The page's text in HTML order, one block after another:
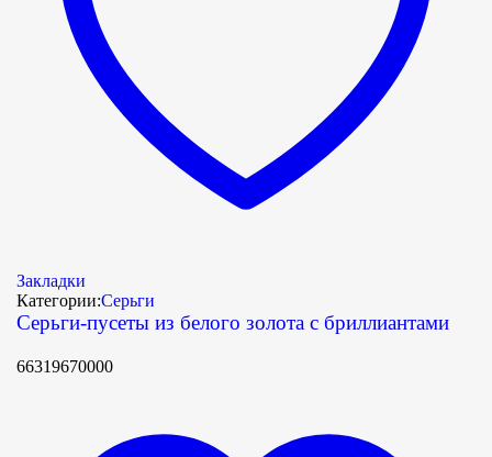
Закладки
Категории:Серьги
Серьги-пусеты из белого золота с бриллиантами
66319670000